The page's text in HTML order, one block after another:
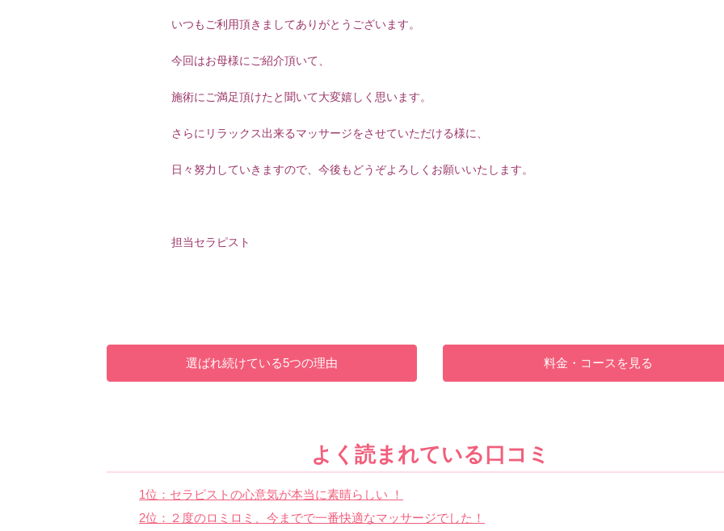
いつもご利用頂きましてありがとうございます。
今回はお母様にご紹介頂いて、
施術にご満足頂けたと聞いて大変嬉しく思います。
さらにリラックス出来るマッサージをさせていただける様に、
日々努力していきますので、今後もどうぞよろしくお願いいたします。
担当セラピスト
選ばれ続けている5つの理由 料金・コースを見る
よく読まれている口コミ
1位：セラピストの心意気が本当に素晴らしい ！
2位：２度のロミロミ、今までで一番快適なマッサージでした！